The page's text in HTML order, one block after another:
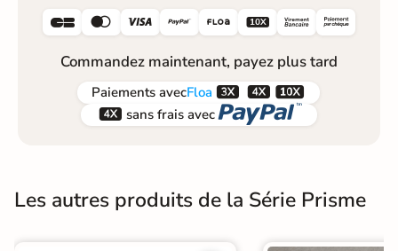
     
Commandez maintenant, payez plus tard
Paiements avecFloa  
 sans frais avec 
Les autres produits de la Série Prisme